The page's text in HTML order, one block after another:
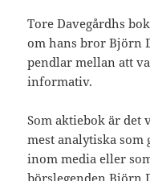
Tore Davegårdhs
om hans bror Björn
pendlar mellan att
informativ.
Som aktiebok är det
mest analytiska som
inom media eller